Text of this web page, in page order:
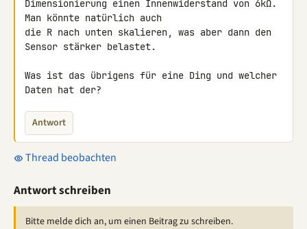
Dimensionierung einen Innenwiderstand von 6kΩ.
Man könnte natürlich auch
die R nach unten skalieren, was aber dann den
Sensor stärker belastet.
Was ist das übrigens für eine Ding und welcher
Daten hat der?
Antwort
Thread beobachten
Antwort schreiben
Bitte melde dich an, um einen Beitrag zu schreiben.